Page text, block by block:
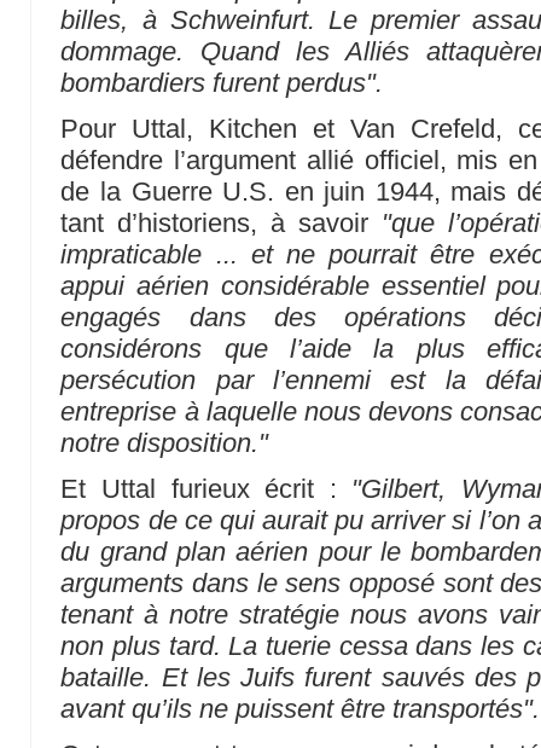
billes, à Schweinfurt. Le premier
dommage. Quand les Alliés
bombardiers furent perdus".
Pour Uttal, Kitchen et Van Crefeld,
défendre l’argument allié officiel, mis
de la Guerre U.S. en juin 1944, mais
tant d’historiens, à savoir "que
impraticable ... et ne pourrait être
appui aérien considérable essentiel
engagés dans des opérations
considérons que l’aide la plus
persécution par l’ennemi est la
entreprise à laquelle nous devons
notre disposition."
Et Uttal furieux écrit : "Gilbert,
propos de ce qui aurait pu arriver si l’on
du grand plan aérien pour le
arguments dans le sens opposé sont
tenant à notre stratégie nous avons
non plus tard. La tuerie cessa dans les
bataille. Et les Juifs furent sauvés des
avant qu’ils ne puissent être transportés".